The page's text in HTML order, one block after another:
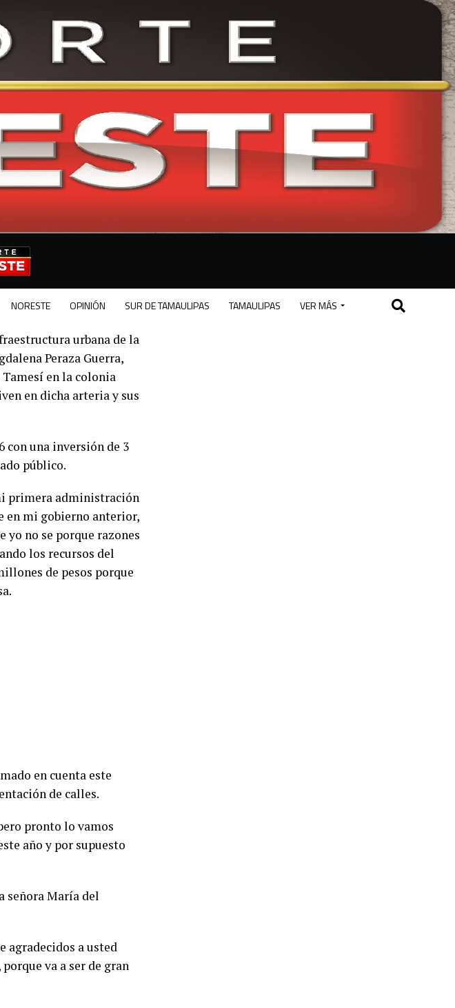
NORESTE OPINIÓN SUR DE TAMAULIPAS TAMAULIPAS VER MÁS
urbana de la
Peraza Guerra,
en la colonia
en dicha arteria y sus
con una inversión de 3
público.
primera administración
en mi gobierno anterior,
yo no se porque razones
los recursos del
de pesos porque
en cuenta este
de calles.
pronto lo vamos
año y por supuesto
señora María del
agradecidos a usted
va a ser de gran